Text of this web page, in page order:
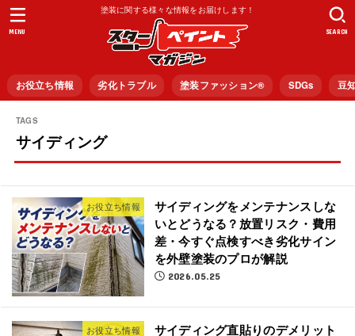
塗装に関する様々な情報をお届けします！
お役立ち情報 劣化トラブル 塗装ファッション®︎ SDGs 豆
SEARCH
MENU
サイディング
お役立ち情報
サイディングをメンテナンスしな
いとどうなる？放置リスク・費用
差・今すぐ点検すべき劣化サイン
を外壁塗装のプロが解説
2026.05.25
お役立ち情報
サイディング直貼りのデメリット